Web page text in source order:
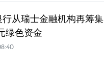
从瑞士金融机构再筹集
绿色资金